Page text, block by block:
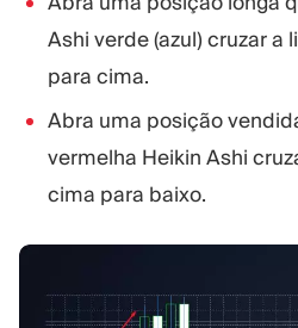
Ashi verde (azul) cruzar a
para cima.
Abra uma posição
vermelha Heikin Ashi
cima para baixo.